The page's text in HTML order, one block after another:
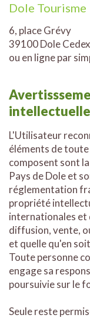
Dole Tourisme
6, place Grévy
39100 Dole
ou en ligne par
intellectuelle
L'Utilisateur
éléments de
composent sont
Pays de Dole et
réglementation
propriété
internationales et
diffusion, vente,
et quelle qu'en
Toute personne
engage sa
poursuivie sur le
Seule reste